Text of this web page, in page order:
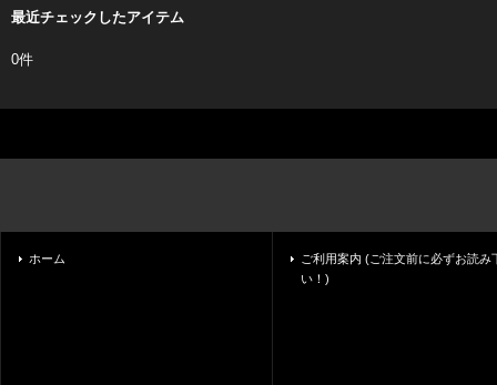
最近チェックしたアイテム
0件
ホーム
ご利用案内 (ご注文前に必ずお読み
い！)